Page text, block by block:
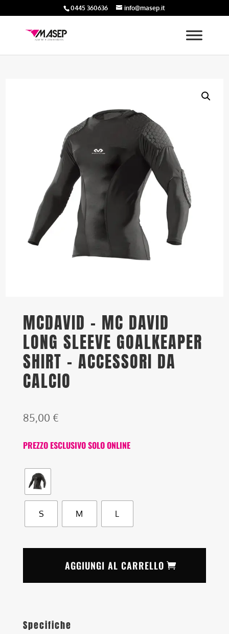
0445 360636 info@masep.it
MCDAVID – MC DAVID
LONG SLEEVE GOALKEAPER
SHIRT – ACCESSORI DA
CALCIO
85,00 €
PREZZO ESCLUSIVO SOLO ONLINE
S M L
AGGIUNGI AL CARRELLO
Specifiche